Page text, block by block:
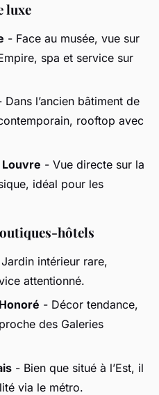
luxe
- Face au musée, vue sur
spa et service sur
Dans l’ancien bâtiment de
rooftop avec
Louvre - Vue directe sur la
idéal pour les
hôtels
intérieur rare,
attentionné.
- Décor tendance,
des Galeries
- Bien que situé à l’Est, il
via le métro.